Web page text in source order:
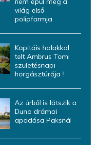
világ első
polipfarmja
Kapitáis halakkal
telt Ambrus Tomi
születésnapi
horgásztúrája !
Az űrből is látszik a
Duna drámai
apadása Paksnál